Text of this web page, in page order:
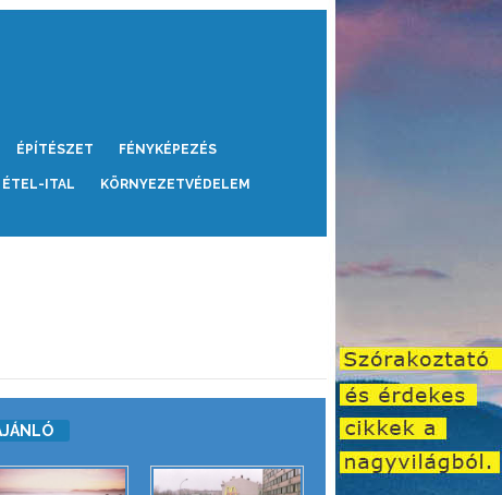
ÉPÍTÉSZET FÉNYKÉPEZÉS
ÉTEL-ITAL KÖRNYEZETVÉDELEM